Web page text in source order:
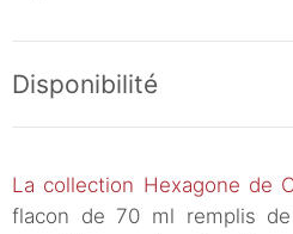
Disponibilité
La collection Hexagone de
flacon de 70 ml remplis